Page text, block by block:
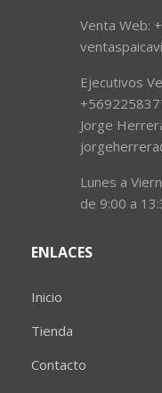
Venta Web:
Ejecutivos
Jorge
Lunes a
de 9:00 a
ENLACES
Inicio
Tienda
Contacto